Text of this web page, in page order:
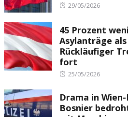
Posted
29/05/2026
45 Prozent
Asylanträge
Rückläufiger
fort
Posted
25/05/2026
Drama in
Bosnier